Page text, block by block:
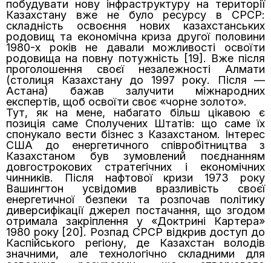
побудувати нову інфраструктуру на території
Казахстану вже не було ресурсу в СРСР:
складність освоєння нових казахстанських
родовищ та економічна криза другої половини
1980-х років не давали можливості освоїти
родовища на повну потужність [19]. Вже після
проголошення своєї незалежності Алмати
(столиця Казахстану до 1997 року. Після —
Астана) бажав залучити міжнародних
експертів, щоб освоїти своє «чорне золото».
Тут, як на мене, набагато більш цікавою є
позиція саме Сполучених Штатів: що саме їх
спонукало вести бізнес з Казахстаном. Інтерес
США до енергетичного співробітництва з
Казахстаном був зумовлений поєднанням
довгострокових стратегічних і економічних
чинників. Після нафтової кризи 1973 року
Вашингтон усвідомив вразливість своєї
енергетичної безпеки та розпочав політику
диверсифікації джерел постачання, що згодом
отримала закріплення у «Доктрині Картера»
1980 року [20]. Розпад СРСР відкрив доступ до
Каспійського регіону, де Казахстан володів
значними, але технологічно складними для